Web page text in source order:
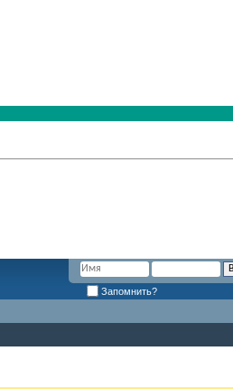
Запомнить?